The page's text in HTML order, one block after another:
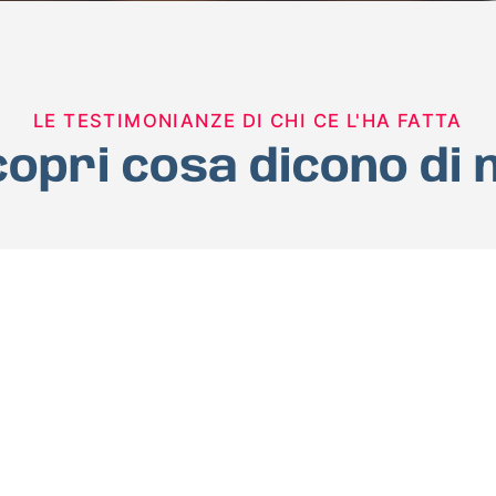
LE TESTIMONIANZE DI CHI CE L'HA FATTA
cosa dicono di